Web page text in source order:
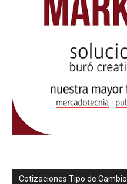
Cotizaciones Tipo de Cambio